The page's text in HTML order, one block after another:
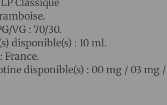
Classique
VG : 70/30.
disponible(s) : 10 ml.
France.
disponible(s) : 00 mg / 03 mg